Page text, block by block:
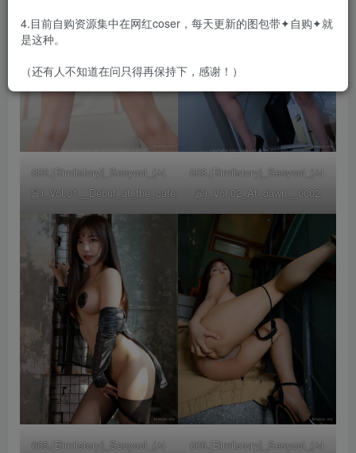
002.[Bimilstory]_Seoyool_(서
율)_Vol.01__Debut_at_the_cafe__0089
003.[Bimilstory]_Seoyool_(서
율)_Vol.02_At_dawn__0002
005.[Bimilstory]_Seoyool_(서
006.[Bimilstory]_Seoyool_(서
4.目前自购资源集中在网红coser，每天更新的图包带✦自购✦就
是这种。
（还有人不知道在问只得再保持下，感谢！）